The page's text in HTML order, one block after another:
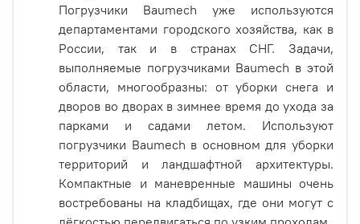
Погрузчики Baumech уже используются
департаментами городского хозяйства, как в
России, так и в странах СНГ. Задачи,
выполняемые погрузчиками Baumech в этой
области, многообразны: от уборки снега и
дворов во дворах в зимнее время до ухода за
парками и садами летом. Используют
погрузчики Baumech в основном для уборки
территорий и ландшафтной архитектуры.
Компактные и маневренные машины очень
востребованы на кладбищах, где они могут с